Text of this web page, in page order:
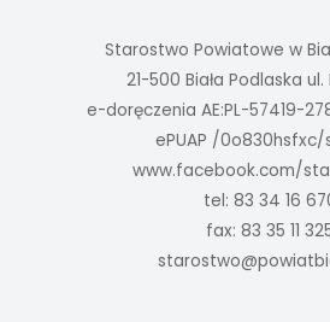
Starostwo Powiatowe w
21-500 Biała Podlaska ul.
e-doręczenia AE:PL-57419-
ePUAP /0o830hsfxc/
www.facebook.com/
tel: 83 34 16
fax: 83 35 11